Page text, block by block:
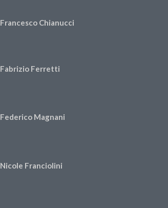
Francesco Chianucci
Fabrizio Ferretti
Federico Magnani
Nicole Franciolini